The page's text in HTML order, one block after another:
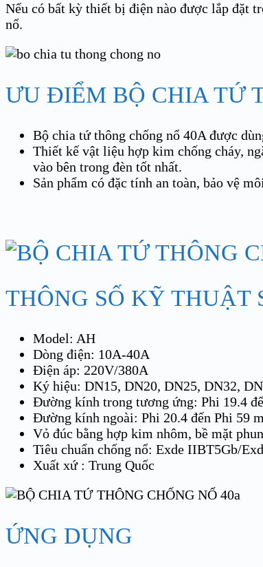
Nếu có bất kỳ thiết bị điện nào được lắp đặt
nổ.
ƯU ĐIỂM BỘ CHIA TỨ
Bộ chia tứ thông chống nổ 40A được
Thiết kế vật liệu hợp kim chống cháy,
vào bên trong đèn tốt nhất.
Sản phẩm có đặc tính an toàn, bảo vệ
THÔNG SỐ KỸ THUẬT
Model: AH
Dòng điện: 10A-40A
Điện áp: 220V/380A
Ký hiệu: DN15, DN20, DN25, DN32,
Đường kính trong tương ứng: Phi 19.4
Đường kính ngoài: Phi 20.4 đến Phi 59
Vỏ đúc bằng hợp kim nhôm, bề mặt
Tiêu chuẩn chống nổ: Exde IIBT5Gb/
Xuất xứ : Trung Quốc
ỨNG DỤNG